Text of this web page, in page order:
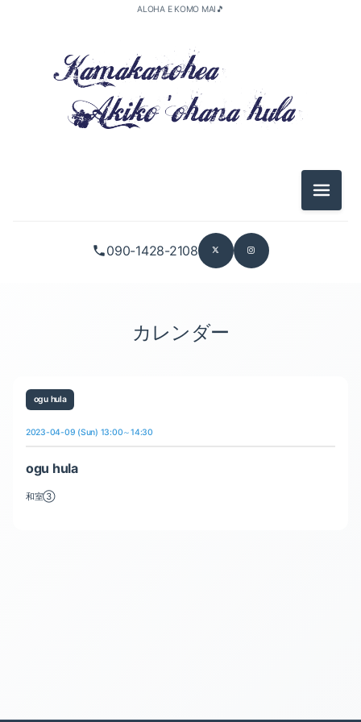
090-1428-2108
ALOHA E KOMO MAI🎵
メニュ
カレンダー
ogu hula
2023-04-09 (Sun) 13:00～14:30
ogu hula
和室③